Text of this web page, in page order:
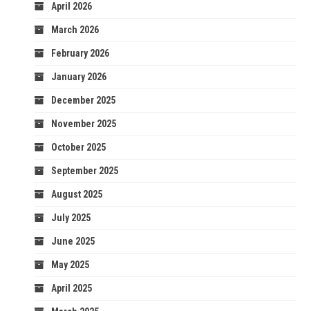
April 2026
March 2026
February 2026
January 2026
December 2025
November 2025
October 2025
September 2025
August 2025
July 2025
June 2025
May 2025
April 2025